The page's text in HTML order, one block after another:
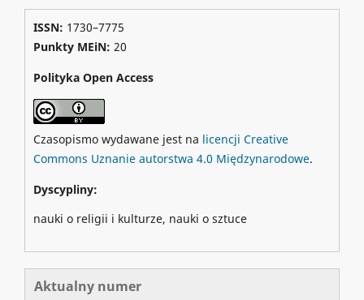
ISSN: 1730–7775
Punkty MEiN: 20
Polityka Open Access
Czasopismo wydawane jest na licencji Creative
Commons Uznanie autorstwa 4.0 Międzynarodowe.
Dyscypliny:
nauki o religii i kulturze, nauki o sztuce
Aktualny numer